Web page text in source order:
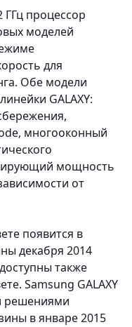
процессор
моделей
для
Обе модели
GALAXY:
многооконный
мощность
от
появится в
декабря 2014
также
Samsung GALAXY
решениями
в январе 2015